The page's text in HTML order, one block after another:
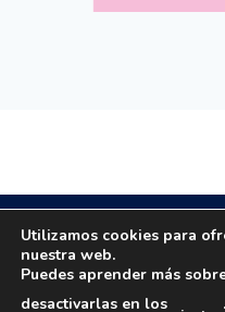
Copyright ©
Utilizamos cookies para
nuestra web.
Puedes aprender más
desactivarlas en los
.